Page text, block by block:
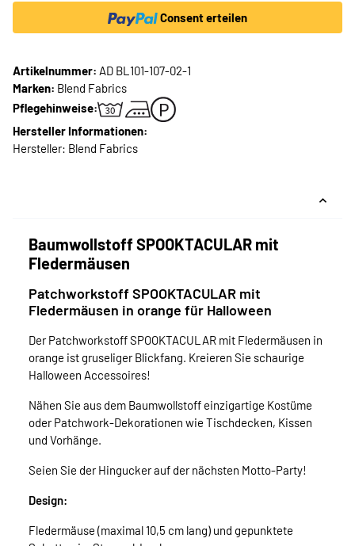
Consent erteilen
Artikelnummer: AD BL101-107-02-1
Marken: Blend Fabrics
Pflegehinweise:
Hersteller Informationen:
Hersteller: Blend Fabrics
Baumwollstoff SPOOKTACULAR mit
Fledermäusen
Patchworkstoff SPOOKTACULAR mit
Fledermäusen in orange für Halloween
Der Patchworkstoff SPOOKTACULAR mit Fledermäusen in
orange ist gruseliger Blickfang. Kreieren Sie schaurige
Halloween Accessoires!
Nähen Sie aus dem Baumwollstoff einzigartige Kostüme
oder Patchwork-Dekorationen wie Tischdecken, Kissen
und Vorhänge.
Seien Sie der Hingucker auf der nächsten Motto-Party!
Design:
Fledermäuse (maximal 10,5 cm lang) und gepunktete